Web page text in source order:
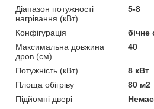
Діапазон потужності
нагрівання (кВт)
5-8
Конфігурація
бічне
Максимальна довжина
дров (см)
40
Потужність (кВт)
8 кВт
Площа обігріву
80 м2
Підйомні двері
Немає